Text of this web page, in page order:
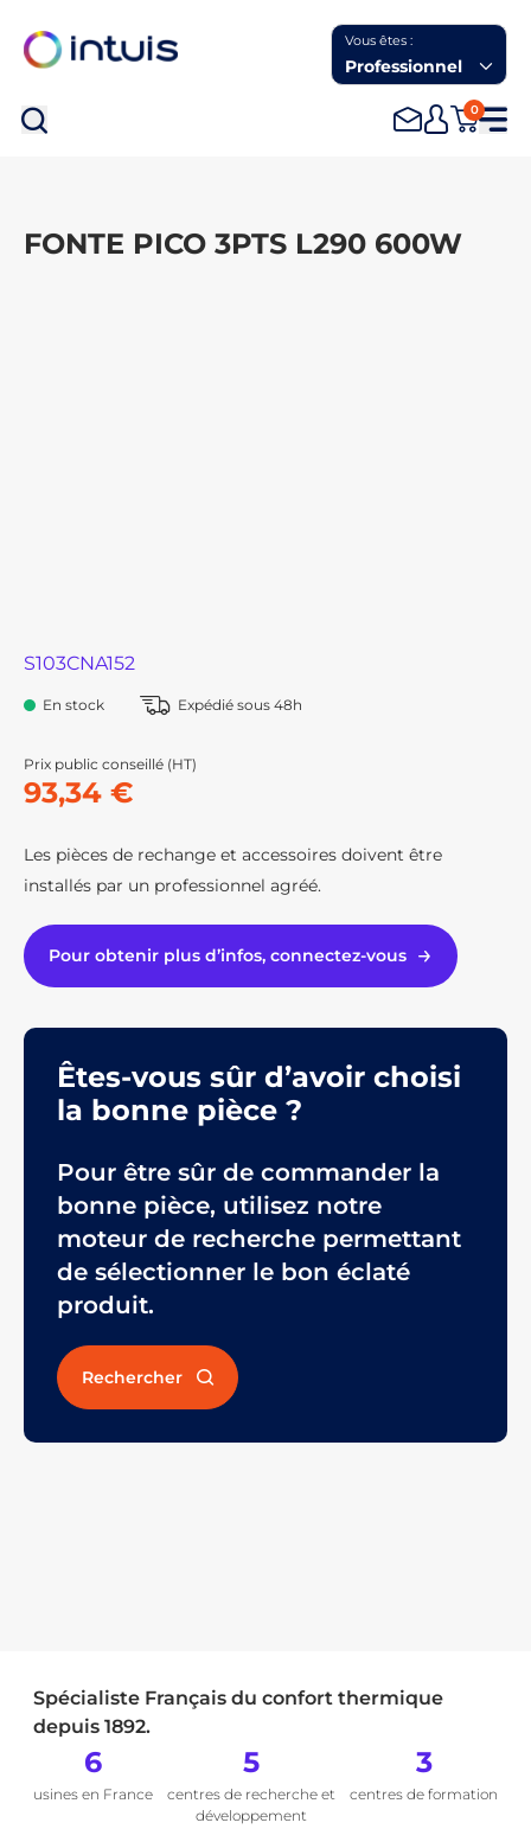
Vous êtes :
Professionnel
0
FONTE PICO 3PTS L290 600W
S103CNA152
En stock Expédié sous 48h
Prix public conseillé (HT)
93,34 €
Les pièces de rechange et accessoires doivent être
installés par un professionnel agréé.
Pour obtenir plus d’infos, connectez-vous
Êtes-vous sûr d’avoir choisi
la bonne pièce ?
Pour être sûr de commander la
bonne pièce, utilisez notre
moteur de recherche permettant
de sélectionner le bon éclaté
produit.
Rechercher
Spécialiste Français du confort thermique
depuis 1892.
6
usines en France
5
centres de recherche et
développement
3
centres de formation